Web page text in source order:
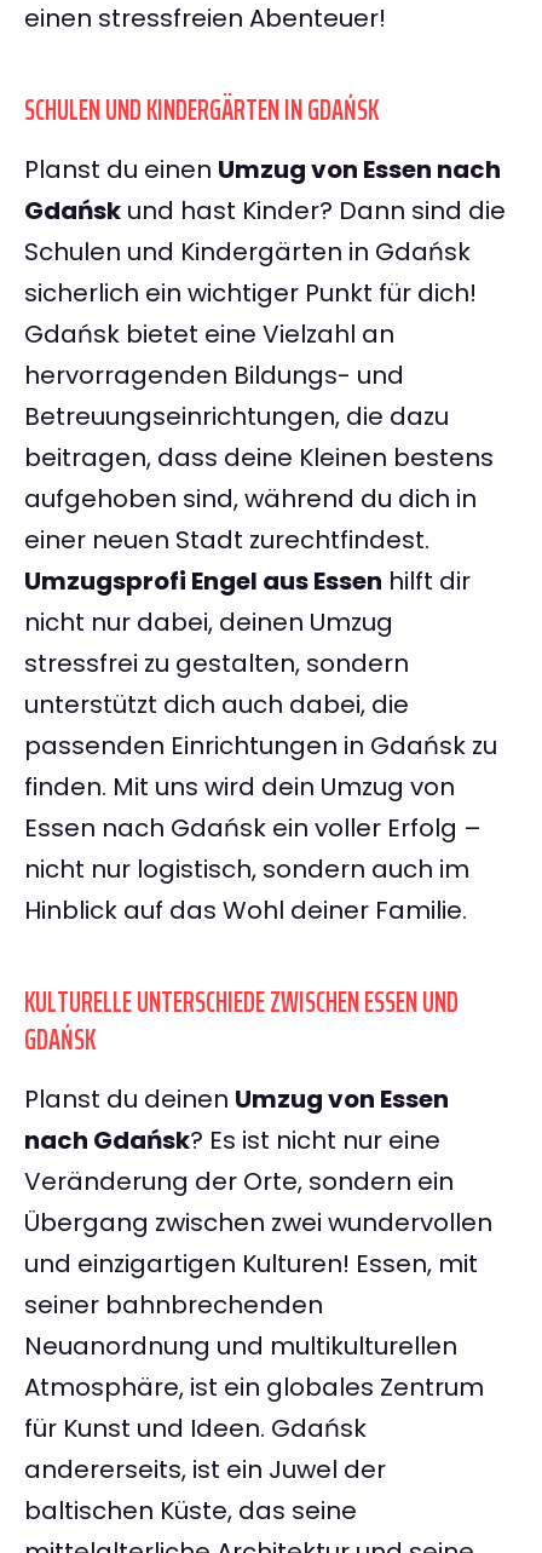
einen stressfreien Abenteuer!
SCHULEN UND KINDERGÄRTEN IN GDAŃSK
Planst du einen Umzug von Essen nach
Gdańsk und hast Kinder? Dann sind die
Schulen und Kindergärten in Gdańsk
sicherlich ein wichtiger Punkt für dich!
Gdańsk bietet eine Vielzahl an
hervorragenden Bildungs- und
Betreuungseinrichtungen, die dazu
beitragen, dass deine Kleinen bestens
aufgehoben sind, während du dich in
einer neuen Stadt zurechtfindest.
Umzugsprofi Engel aus Essen hilft dir
nicht nur dabei, deinen Umzug
stressfrei zu gestalten, sondern
unterstützt dich auch dabei, die
passenden Einrichtungen in Gdańsk zu
finden. Mit uns wird dein Umzug von
Essen nach Gdańsk ein voller Erfolg –
nicht nur logistisch, sondern auch im
Hinblick auf das Wohl deiner Familie.
KULTURELLE UNTERSCHIEDE ZWISCHEN ESSEN UND
GDAŃSK
Planst du deinen Umzug von Essen
nach Gdańsk? Es ist nicht nur eine
Veränderung der Orte, sondern ein
Übergang zwischen zwei wundervollen
und einzigartigen Kulturen! Essen, mit
seiner bahnbrechenden
Neuanordnung und multikulturellen
Atmosphäre, ist ein globales Zentrum
für Kunst und Ideen. Gdańsk
andererseits, ist ein Juwel der
baltischen Küste, das seine